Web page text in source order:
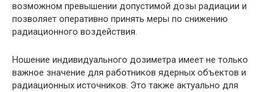
возможном превышении допустимой дозы радиации и
позволяет оперативно принять меры по снижению
радиационного воздействия.
Ношение индивидуального дозиметра имеет не только
важное значение для работников ядерных объектов и
радиационных источников. Это также актуально для